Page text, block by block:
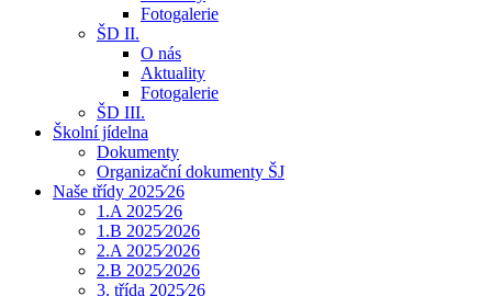
Fotogalerie
ŠD II.
O nás
Aktuality
Fotogalerie
ŠD III.
Školní jídelna
Dokumenty
Organizační dokumenty ŠJ
Naše třídy 2025⁄26
1.A 2025⁄26
1.B 2025⁄2026
2.A 2025⁄2026
2.B 2025⁄2026
3. třída 2025⁄26